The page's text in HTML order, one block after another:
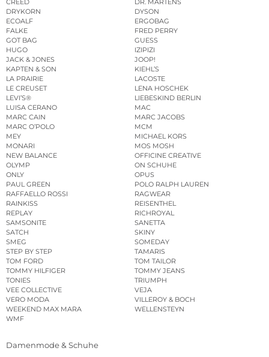
DRYKORN
DYSON
ECOALF
ERGOBAG
FALKE
FRED PERRY
GOT BAG
GUESS
HUGO
IZIPIZI
JACK & JONES
JOOP!
KAPTEN & SON
KIEHL’S
LA PRAIRIE
LACOSTE
LE CREUSET
LENA HOSCHEK
LEVI’S®
LIEBESKIND BERLIN
LUISA CERANO
MAC
MARC CAIN
MARC JACOBS
MARC O’POLO
MCM
MEY
MICHAEL KORS
MONARI
MOS MOSH
NEW BALANCE
OFFICINE CREATIVE
OLYMP
ON SCHUHE
ONLY
OPUS
PAUL GREEN
POLO RALPH LAUREN
RAFFAELLO ROSSI
RAGWEAR
RAINKISS
REISENTHEL
REPLAY
RICHROYAL
SAMSONITE
SANETTA
SATCH
SKINY
SMEG
SOMEDAY
STEP BY STEP
TAMARIS
TOM FORD
TOM TAILOR
TOMMY HILFIGER
TOMMY JEANS
TONIES
TRIUMPH
VEE COLLECTIVE
VEJA
VERO MODA
VILLEROY & BOCH
WEEKEND MAX MARA
WELLENSTEYN
WMF
Damenmode & Schuhe